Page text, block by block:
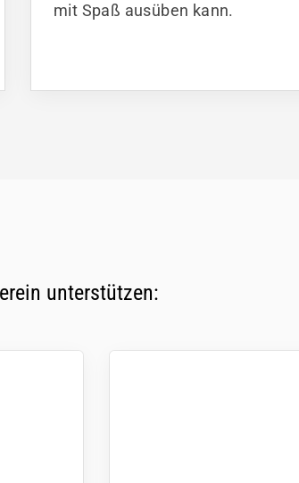
mit Spaß ausüben kann.
unterstützen: